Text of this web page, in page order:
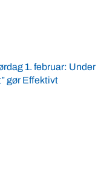
vi ved det?
med resistent
gratis temadag ...